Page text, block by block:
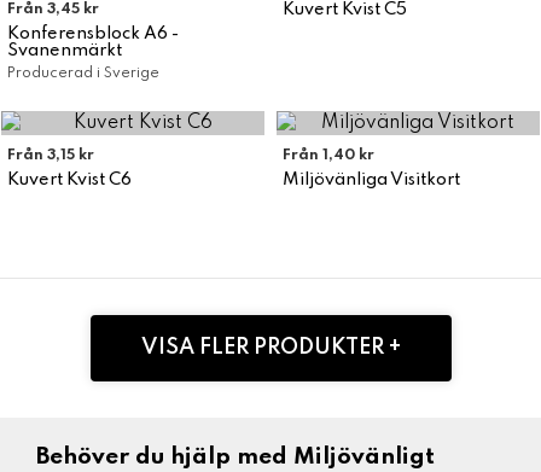
Från 3,45 kr
Konferensblock A6 -
Svanenmärkt
Producerad i Sverige
Kuvert Kvist C5
Från 3,15 kr
Kuvert Kvist C6
Från 1,40 kr
Miljövänliga Visitkort
VISA FLER PRODUKTER +
Behöver du hjälp med Miljövänligt